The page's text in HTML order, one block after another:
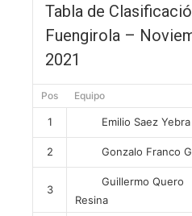
Tabla de
Fuengirola –
2021
Pos Equipo
1 Emilio Saez Yebra
2 Gonzalo Franco
3
Guillermo Quero
Resina